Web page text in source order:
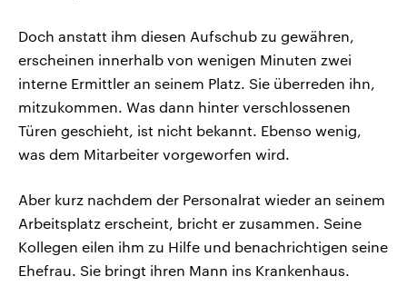
Doch anstatt ihm diesen Aufschub zu gewähren,
erscheinen innerhalb von wenigen Minuten zwei
interne Ermittler an seinem Platz. Sie überreden ihn,
mitzukommen. Was dann hinter verschlossenen
Türen geschieht, ist nicht bekannt. Ebenso wenig,
was dem Mitarbeiter vorgeworfen wird.
Aber kurz nachdem der Personalrat wieder an seinem
Arbeitsplatz erscheint, bricht er zusammen. Seine
Kollegen eilen ihm zu Hilfe und benachrichtigen seine
Ehefrau. Sie bringt ihren Mann ins Krankenhaus.